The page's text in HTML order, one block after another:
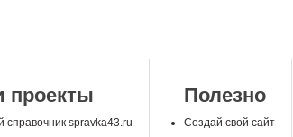
проекты
справочник spravka43.ru
Полезно
Создай свой сайт